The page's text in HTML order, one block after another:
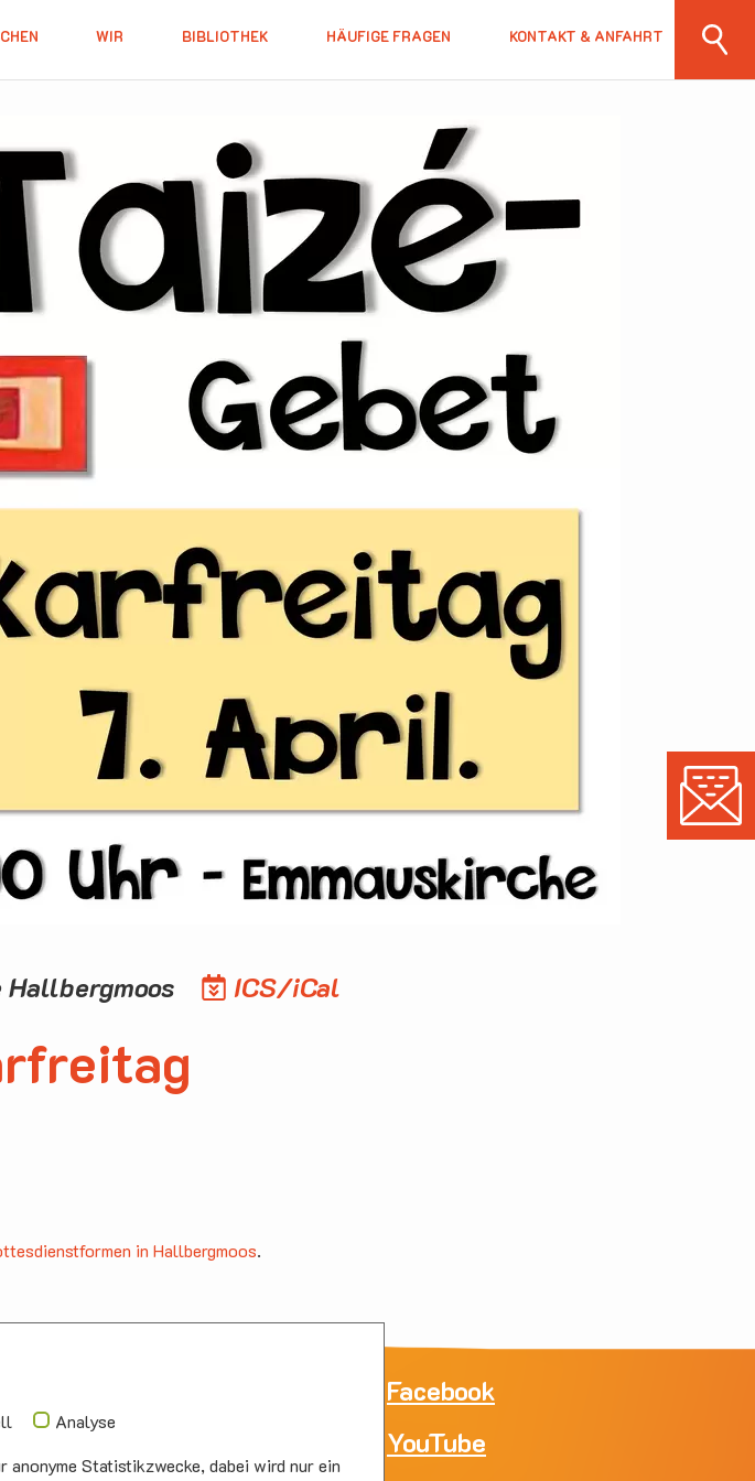
WIR BIBLIOTHEK HÄUFIGE FRAGEN KONTAKT & ANFAHRT
ICS/iCal
in Hallbergmoos.
Sonntag
Auferstehungskirc
Facebook
YouTube
Analyse
Statistikzwecke, dabei wird nur ein